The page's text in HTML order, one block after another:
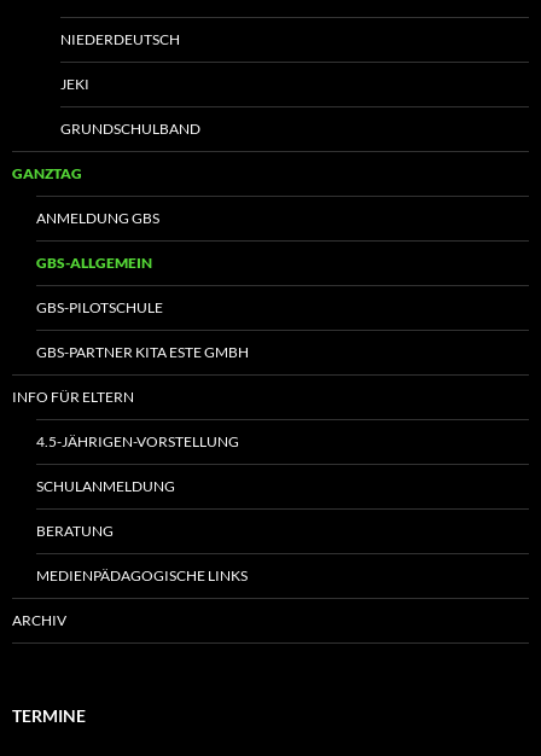
NIEDERDEUTSCH
JEKI
GRUNDSCHULBAND
GANZTAG
ANMELDUNG GBS
GBS-ALLGEMEIN
GBS-PILOTSCHULE
GBS-PARTNER KITA ESTE GMBH
INFO FÜR ELTERN
4.5-JÄHRIGEN-VORSTELLUNG
SCHULANMELDUNG
BERATUNG
MEDIENPÄDAGOGISCHE LINKS
ARCHIV
TERMINE